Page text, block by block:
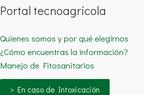
Portal tecnoagrícola
Quienes somos y por qué elegirnos
¿Cómo encuentras la información?
Manejo de Fitosanitarios
> En caso de Intoxicación